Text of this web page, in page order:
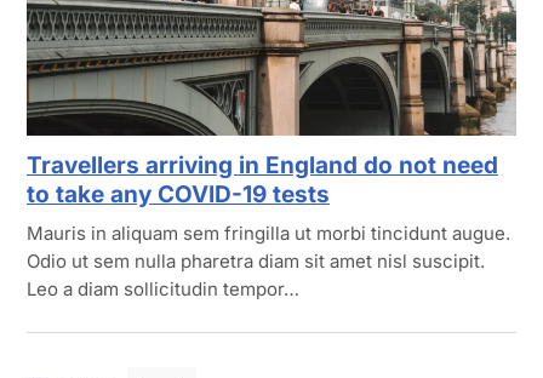
Travellers arriving in England do not need
to take any COVID-19 tests
Mauris in aliquam sem fringilla ut morbi tincidunt augue.
Odio ut sem nulla pharetra diam sit amet nisl suscipit.
Leo a diam sollicitudin tempor…